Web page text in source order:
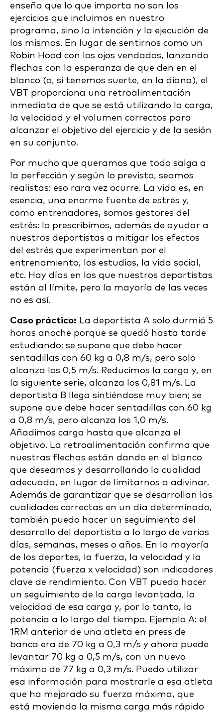
enseña que lo que importa no son los
ejercicios que incluimos en nuestro
programa, sino la intención y la ejecución de
los mismos. En lugar de sentirnos como un
Robin Hood con los ojos vendados, lanzando
flechas con la esperanza de que den en el
blanco (o, si tenemos suerte, en la diana), el
VBT proporciona una retroalimentación
inmediata de que se está utilizando la carga,
la velocidad y el volumen correctos para
alcanzar el objetivo del ejercicio y de la sesión
en su conjunto.
Por mucho que queramos que todo salga a
la perfección y según lo previsto, seamos
realistas: eso rara vez ocurre. La vida es, en
esencia, una enorme fuente de estrés y,
como entrenadores, somos gestores del
estrés: lo prescribimos, además de ayudar a
nuestros deportistas a mitigar los efectos
del estrés que experimentan por el
entrenamiento, los estudios, la vida social,
etc. Hay días en los que nuestros deportistas
están al límite, pero la mayoría de las veces
no es así.
Caso práctico: La deportista A solo durmió 5
horas anoche porque se quedó hasta tarde
estudiando; se supone que debe hacer
sentadillas con 60 kg a 0,8 m/s, pero solo
alcanza los 0,5 m/s. Reducimos la carga y, en
la siguiente serie, alcanza los 0,81 m/s. La
deportista B llega sintiéndose muy bien; se
supone que debe hacer sentadillas con 60 kg
a 0,8 m/s, pero alcanza los 1,0 m/s.
Añadimos carga hasta que alcanza el
objetivo. La retroalimentación confirma que
nuestras flechas están dando en el blanco
que deseamos y desarrollando la cualidad
adecuada, en lugar de limitarnos a adivinar.
Además de garantizar que se desarrollan las
cualidades correctas en un día determinado,
también puedo hacer un seguimiento del
desarrollo del deportista a lo largo de varios
días, semanas, meses o años. En la mayoría
de los deportes, la fuerza, la velocidad y la
potencia (fuerza x velocidad) son indicadores
clave de rendimiento. Con VBT puedo hacer
un seguimiento de la carga levantada, la
velocidad de esa carga y, por lo tanto, la
potencia a lo largo del tiempo. Ejemplo A: el
1RM anterior de una atleta en press de
banca era de 70 kg a 0,3 m/s y ahora puede
levantar 70 kg a 0,5 m/s, con un nuevo
máximo de 77 kg a 0,3 m/s. Puedo utilizar
esa información para mostrarle a esa atleta
que ha mejorado su fuerza máxima, que
está moviendo la misma carga más rápido